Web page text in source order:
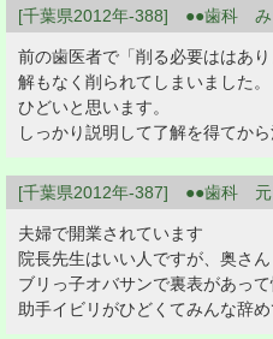
[千葉県2012年-388] ●●歯科 み
前の歯医者で「削る必要ははあ
解もなく削られてしまいました。
ひどいと思います。
しっかり説明して了解を得てから
[千葉県2012年-387] ●●歯科 元
夫婦で開業されています
院長先生はいい人ですが、奥さ
ブリっ子オバサンで裏表があって
助手イビリがひどくてみんな辞め